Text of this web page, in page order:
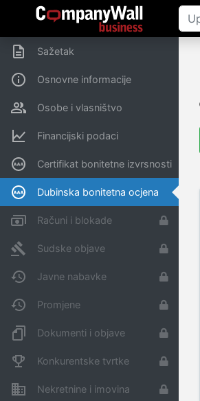
Sažetak
Osnovne informacije
Osobe i vlasništvo
Financijski podaci
Certifikat bonitetne izvrsnosti
Dubinska bonitetna ocjena
Računi i blokade
Sudske objave
Javne nabavke
Promjene
Dokumenti i objave
Konkurentske tvrtke
Nekretnine i imovina